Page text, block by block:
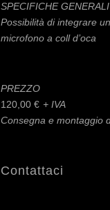
SPECIFICHE GENERALI
Possibilità di integrare
microfono a coll d’oca
PREZZO
120,00€
Consegna e montaggio
Contattaci